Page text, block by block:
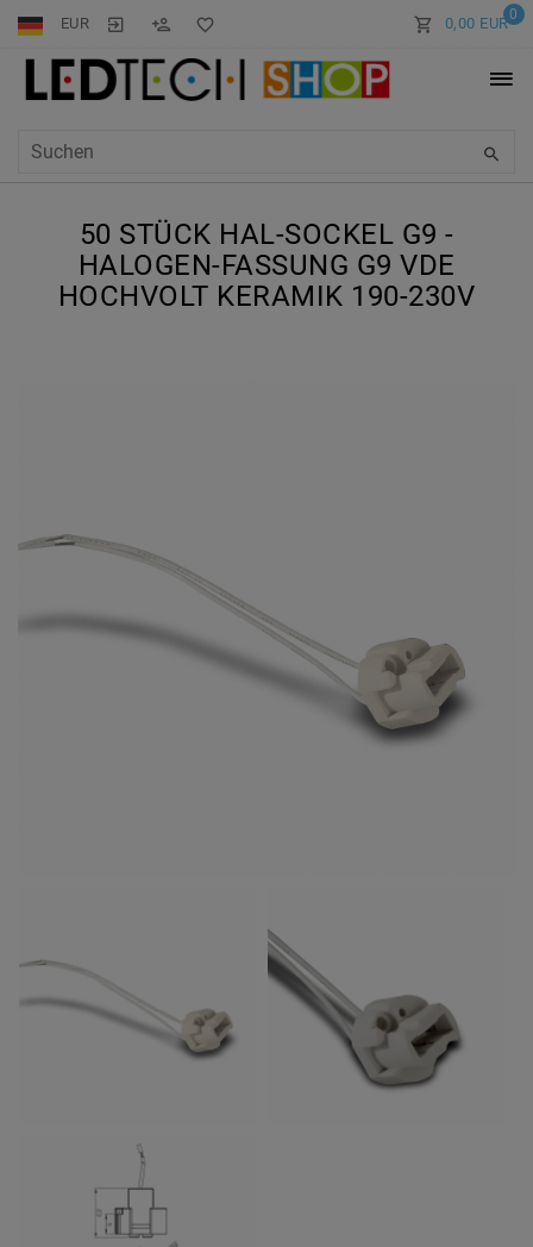
EUR 0
0,00 EUR
50 STÜCK HAL-SOCKEL G9 -
HALOGEN-FASSUNG G9 VDE
HOCHVOLT KERAMIK 190-230V